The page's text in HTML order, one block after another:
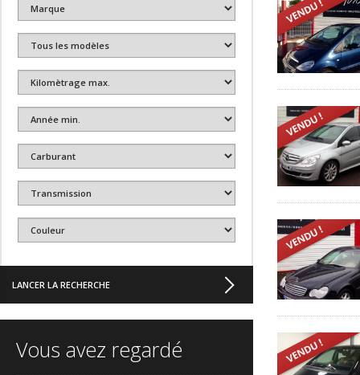
Vous avez regardé